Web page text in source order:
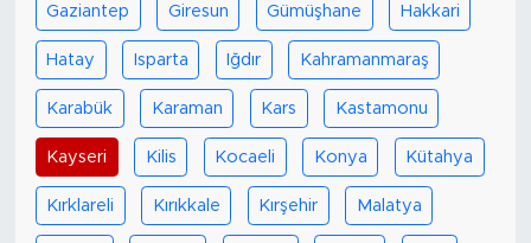
Gaziantep Giresun Gümüşhane Hakkari
Hatay Isparta Iğdır Kahramanmaraş
Karabük Karaman Kars Kastamonu
Kayseri Kilis Kocaeli Konya Kütahya
Kırklareli Kırıkkale Kırşehir Malatya